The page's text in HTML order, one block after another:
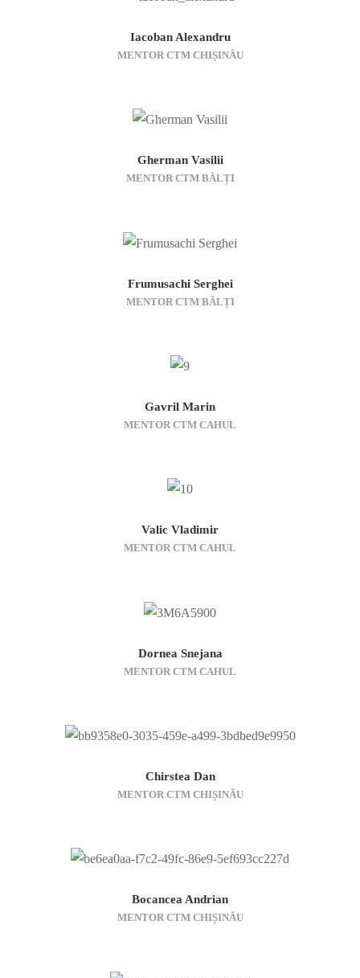
Iacoban Alexandru
MENTOR CTM CHIȘINĂU
Gherman Vasilii
MENTOR CTM BĂLȚI
Frumusachi Serghei
MENTOR CTM BĂLȚI
Gavril Marin
MENTOR CTM CAHUL
Valic Vladimir
MENTOR CTM CAHUL
Dornea Snejana
MENTOR CTM CAHUL
Chirstea Dan
MENTOR CTM CHIȘINĂU
Bocancea Andrian
MENTOR CTM CHIȘINĂU